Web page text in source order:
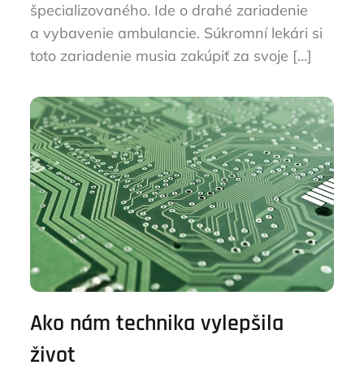
špecializovaného. Ide o drahé zariadenie
a vybavenie ambulancie. Súkromní lekári si
toto zariadenie musia zakúpiť za svoje […]
Ako nám technika vylepšila
život